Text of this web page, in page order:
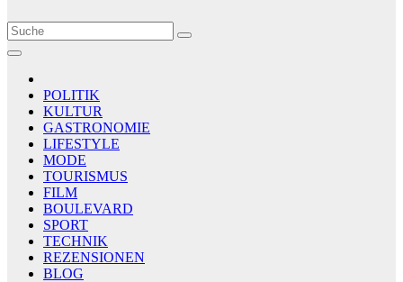
Le Matin
AGENCE DE PRESSE
POLITIK
KULTUR
GASTRONOMIE
LIFESTYLE
MODE
TOURISMUS
FILM
BOULEVARD
SPORT
TECHNIK
REZENSIONEN
BLOG